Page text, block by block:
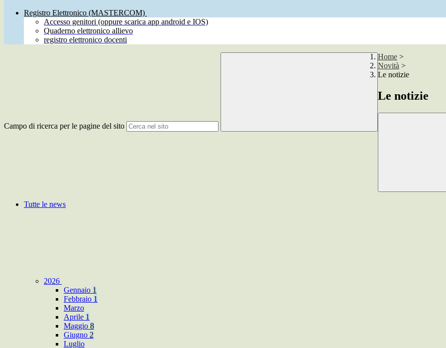
Registro Elettronico (MASTERCOM)
Accesso genitori (oppure scarica app android e IOS)
Quaderno elettronico allievo
registro elettronico docenti
Campo di ricerca per le pagine del sito
Home >
Novità >
Le notizie
Le notizie
Tutte le news
2026
Gennaio 1
Febbraio 1
Marzo
Aprile 1
Maggio 8
Giugno 2
Luglio